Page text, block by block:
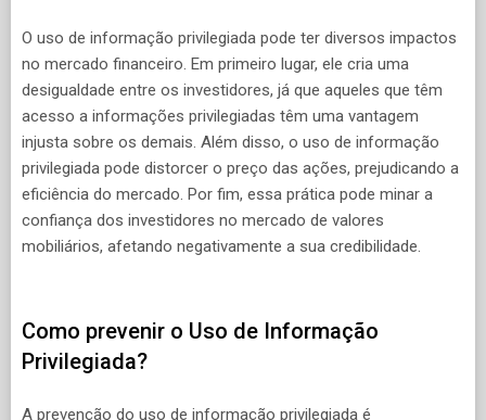
O uso de informação privilegiada pode ter diversos impactos
no mercado financeiro. Em primeiro lugar, ele cria uma
desigualdade entre os investidores, já que aqueles que têm
acesso a informações privilegiadas têm uma vantagem
injusta sobre os demais. Além disso, o uso de informação
privilegiada pode distorcer o preço das ações, prejudicando a
eficiência do mercado. Por fim, essa prática pode minar a
confiança dos investidores no mercado de valores
mobiliários, afetando negativamente a sua credibilidade.
Como prevenir o Uso de Informação
Privilegiada?
A prevenção do uso de informação privilegiada é